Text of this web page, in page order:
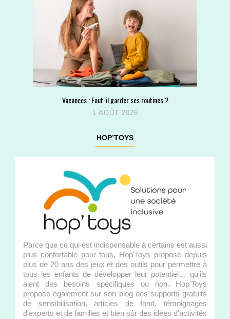
Vacances : Faut-il garder ses routines ?
1 AOÛT 2026
HOP’TOYS
Parce que ce qui est indispensable à certains est aussi
plus confortable pour tous, Hop'Toys propose depuis
plus de 20 ans des jeux et des outils pour permettre à
tous les enfants de développer leur potentiel… qu'ils
aient des besoins spécifiques ou non. Hop'Toys
propose également sur son blog des supports gratuits
de sensibilisation, articles de fond, témoignages
d'experts et de familles et bien sûr des idées d'activités